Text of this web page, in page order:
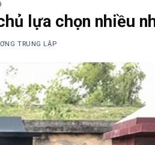
lựa chọn nhiều
TRUNG LẬP